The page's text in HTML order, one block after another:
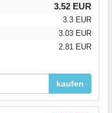
3.52 EUR
3.3 EUR
3.03 EUR
2.81 EUR
kaufen